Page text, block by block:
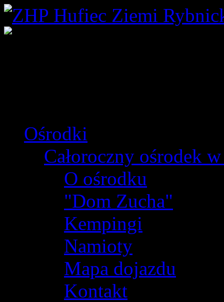
Ośrodki
Całoroczny ośrodek
O ośrodku
"Dom Zucha"
Kempingi
Namioty
Mapa dojazdu
Kontakt